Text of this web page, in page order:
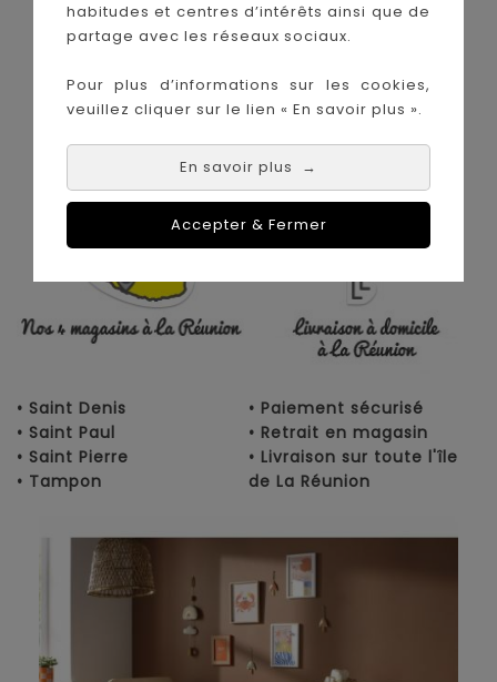
habitudes et centres d’intérêts ainsi que de
partage avec les réseaux sociaux.
Pour plus d’informations sur les cookies,
veuillez cliquer sur le lien « En savoir plus ».
En savoir plus →
Accepter & Fermer
Le Coin des Petits propose les plus
grandes marques de puériculture aux
Nos magasins à
La Réunion :
Achat en ligne :
• Saint Denis
• Saint Paul
• Saint Pierre
• Tampon
• Paiement sécurisé
• Retrait en magasin
• Livraison sur toute l'île
de La Réunion